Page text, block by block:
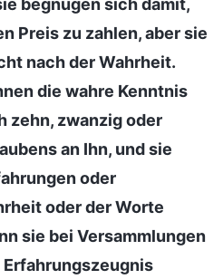
Preis zu zahlen, aber sie
nach der Wahrheit.
die wahre Kenntnis
zehn, zwanzig oder
an Ihn, und sie
oder
oder der Worte
sie bei Versammlungen